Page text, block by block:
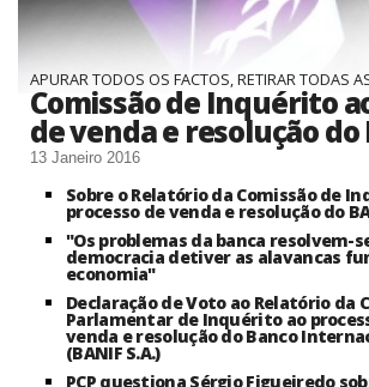
APURAR TODOS OS FACTOS, RETIRAR TODAS
Comissão de Inquérito
de venda e resolução do
13 Janeiro 2016
Sobre o Relatório da Comissão de
processo de venda e resolução do
"Os problemas da banca resolvem-
democracia detiver as alavancas
economia"
Declaração de Voto ao Relatório da
Parlamentar de Inquérito ao
venda e resolução do Banco
(BANIF S.A.)
PCP questiona Sérgio Figueiredo